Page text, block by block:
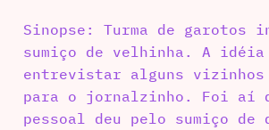
Sinopse: Turma de garotos
sumiço de velhinha. A idéia
entrevistar alguns vizinhos
para o jornalzinho. Foi aí
pessoal deu pelo sumiço de